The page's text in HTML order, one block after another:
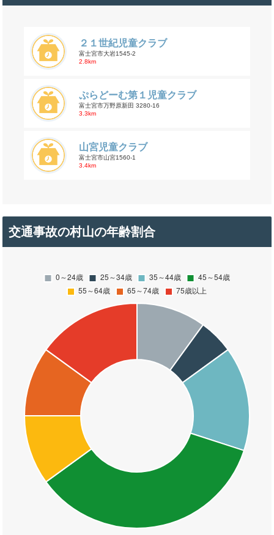
２１世紀児童クラブ
富士宮市大岩1545-2
2.8km
ぷらどーむ第１児童クラブ
富士宮市万野原新田 3280-16
3.3km
山宮児童クラブ
富士宮市山宮1560-1
3.4km
交通事故の村山の年齢割合